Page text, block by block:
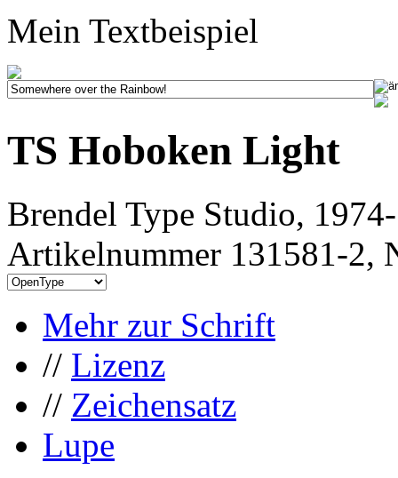
Mein Textbeispiel
TS Hoboken Light
Brendel Type Studio,
Artikelnummer 131581-2,
Mehr zur Schrift
// Lizenz
// Zeichensatz
Lupe